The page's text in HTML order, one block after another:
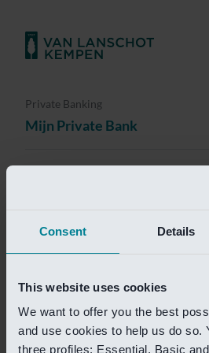
Consent Details
This website uses cookies
We want to offer you the best
and use cookies to help us do so.
three profiles: Essential, Basic
Private Banking
Mijn Private Bank
Investment Banking
Van Lanschot Kempen
Helaas is deze